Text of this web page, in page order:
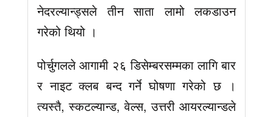
नेदरल्यान्ड्सले तीन साता लामो लकडाउन
गरेको थियो ।
पोर्चुगलले आगामी २६ डिसेम्बरसम्मका लागि बार
र नाइट क्लब बन्द गर्ने घोषणा गरेको छ ।
त्यस्तै, स्कटल्यान्ड, वेल्स, उत्तरी आयरल्यान्डले